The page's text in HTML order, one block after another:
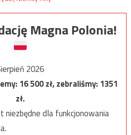
Magna Polonia!
2026
16 500zł, zebraliśmy:1351
zł.
dla funkcjonowania